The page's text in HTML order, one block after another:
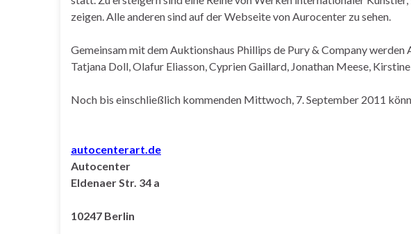
zeigen. Alle anderen sind auf der Webseite von Aurocenter zu sehen.
Gemeinsam mit dem Auktionshaus Phillips de Pury & Company
Tatjana Doll, Olafur Eliasson, Cyprien Gaillard, Jonathan Meese,
Noch bis einschließlich kommenden Mittwoch, 7. September 2011
autocenterart.de
Autocenter
Eldenaer Str. 34 a
10247 Berlin